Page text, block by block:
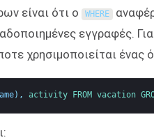
είναι ότι ο
WHERE
εγγραφές.
χρησιμοποιείται ένας
) , activity FROM vacation